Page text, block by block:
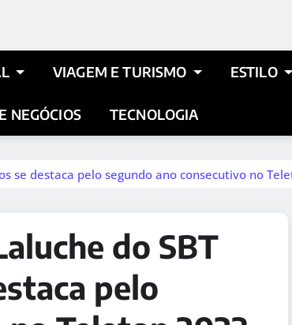
VIAGEM E TURISMO ESTILO
NEGÓCIOS TECNOLOGIA
se destaca pelo segundo ano consecutivo no
do SBT
pelo